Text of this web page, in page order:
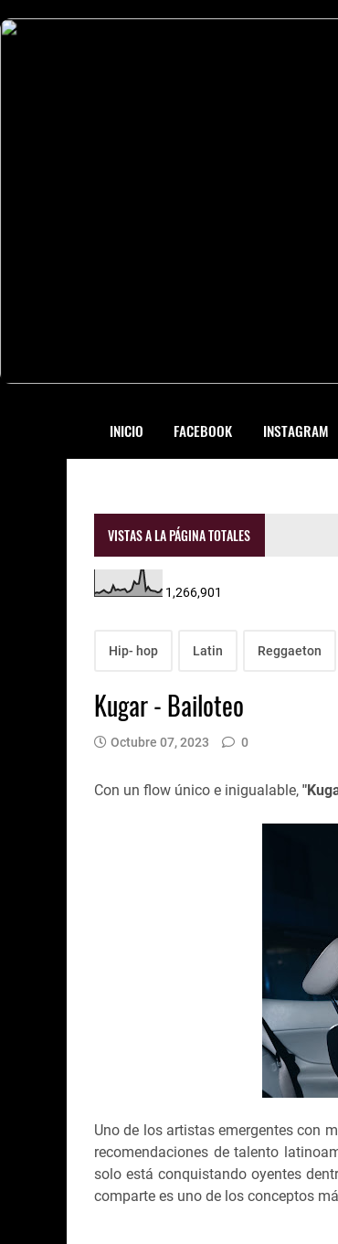
INICIO FACEBOOK INSTAGRAM
VISTAS A LA PÁGINA TOTALES
1,266,901
Hip- hop Latin Reggaeton
Kugar - Bailoteo
Octubre 07, 2023 0
Con un flow único e inigualable,
Uno de los artistas emergentes con
recomendaciones de talento
solo está conquistando oyentes
comparte es uno de los conceptos